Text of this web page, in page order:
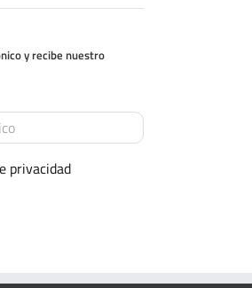
y recibe nuestro
privacidad